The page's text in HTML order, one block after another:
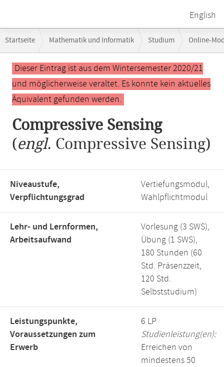
English
Navigation
Startseite Mathematik und Informatik Studium Online-
Compressive Sensing
Hauptinhalt
Dieser Eintrag ist aus dem Wintersemester 2020/21
und möglicherweise veraltet. Es konnte kein aktuelles
Äquivalent gefunden werden.
Compressive Sensing
(engl. Compressive Sensing)
Niveaustufe,
Verpflichtungsgrad
Vertiefungsmodul,
Wahlpflichtmodul
Lehr- und Lernformen,
Arbeitsaufwand
Vorlesung (3 SWS),
Übung (1 SWS),
180 Stunden (60
Std. Präsenzzeit,
120 Std.
Selbststudium)
Leistungspunkte,
Voraussetzungen zum
Erwerb
6 LP
Studienleistung(en):
Erreichen von
mindestens 50